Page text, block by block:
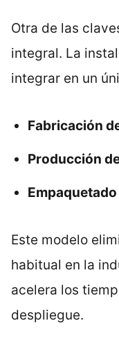
Otra de las
integral. La
integrar en un
Fabricación
Producción
Este modelo
habitual en la
acelera los
despliegue.